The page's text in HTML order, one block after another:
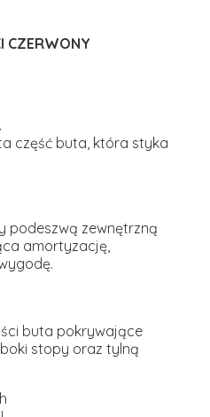
CZERWONY
część buta, która styka
podeszwą zewnętrzną
amortyzację,
buta pokrywające
stopy oraz tylną